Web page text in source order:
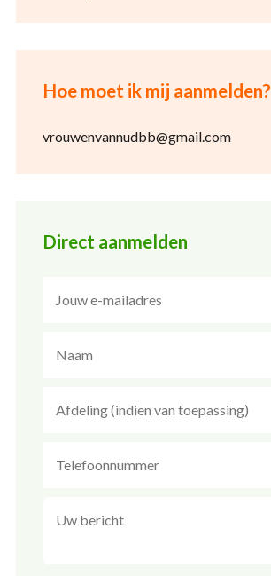
Hoe moet ik mij aanmelden?
vrouwenvannudbb@gmail.com
Direct aanmelden